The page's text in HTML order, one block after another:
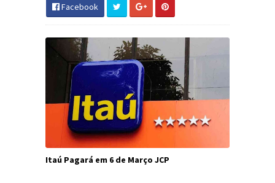
Facebook
Itaú Pagará em 6 de Março JCP